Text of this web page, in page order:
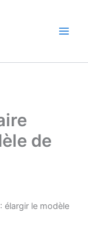
de
élargir le modèle